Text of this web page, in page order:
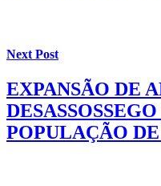
Next Post
EXPANSÃO DE
POPULAÇÃO